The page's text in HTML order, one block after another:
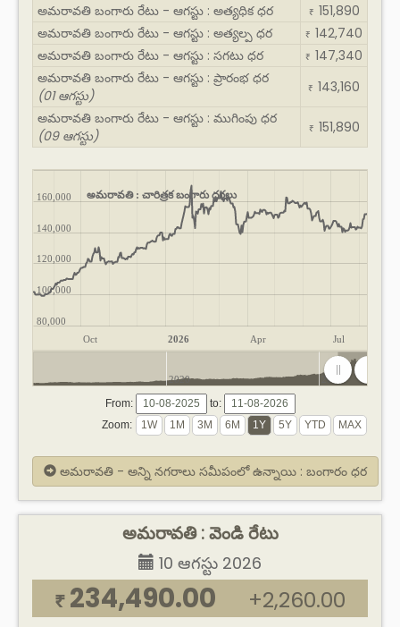
అమరావతి బంగారు రేటు - ఆగస్టు : అత్యధిక ధర
₹ 151,890
అమరావతి బంగారు రేటు - ఆగస్టు : అత్యల్ప ధర
₹ 142,740
అమరావతి బంగారు రేటు - ఆగస్టు : సగటు ధర
₹ 147,340
అమరావతి బంగారు రేటు - ఆగస్టు : ప్రారంభ ధర
(01 ఆగస్టు)
₹ 143,160
అమరావతి బంగారు రేటు - ఆగస్టు : ముగింపు ధర
(09 ఆగస్టు)
₹ 151,890
అమరావతి : చారిత్రక బంగారు ధరలు
Oct 2026 Apr Jul
80,000
100,000
120,000
140,000
160,000
2020 2025
From:
to:
Zoom:
అమరావతి - అన్ని నగరాలు సమీపంలో ఉన్నాయి : బంగారం ధర
అమరావతి : వెండి రేటు
10 ఆగస్టు 2026
₹ 234,490.00 +2,260.00